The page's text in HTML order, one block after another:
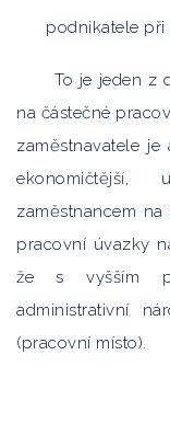
podnikatele při
To je jeden z
na částečné
zaměstnavatele
ekonomičtější,
zaměstnancem
pracovní úvazky
že s vyšším
administrativní
(pracovní místo).